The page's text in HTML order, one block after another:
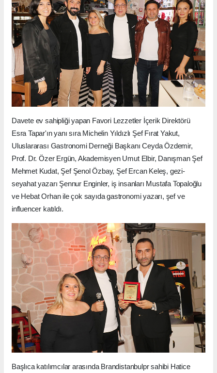
Davete ev sahipliği yapan Favori Lezzetler İçerik Direktörü
Esra Tapar'ın yanı sıra Michelin Yıldızlı Şef Fırat Yakut,
Uluslararası Gastronomi Derneği Başkanı Ceyda Özdemir,
Prof. Dr. Özer Ergün, Akademisyen Umut Elbir, Danışman Şef
Mehmet Kudat, Şef Şenol Özbay, Şef Ercan Keleş, gezi-
seyahat yazarı Şennur Enginler, iş insanları Mustafa Topaloğlu
ve Hebat Orhan ile çok sayıda gastronomi yazarı, şef ve
influencer katıldı.
Başlıca katılımcılar arasında Brandistanbulpr sahibi Hatice